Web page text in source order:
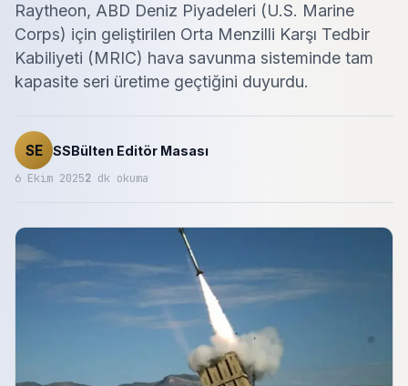
Raytheon, ABD Deniz Piyadeleri (U.S. Marine
Corps) için geliştirilen Orta Menzilli Karşı Tedbir
Kabiliyeti (MRIC) hava savunma sisteminde tam
kapasite seri üretime geçtiğini duyurdu.
SE SSBülten Editör Masası
6 Ekim 20252 dk okuma